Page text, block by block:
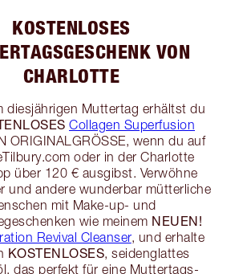
KOSTENLOSES
VON
CHARLOTTE
diesjährigen Muttertag erhältst du
Collagen Superfusion
ORIGINALGRÖSSE, wenn du auf
oder in der Charlotte
über 120 € ausgibst. Verwöhne
und andere wunderbar mütterliche
mit Make-up- und
wie meinem NEUEN!
Revival Cleanser, und erhalte
KOSTENLOSES, seidenglattes
das perfekt für eine Muttertags-